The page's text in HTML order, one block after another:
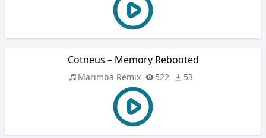
Cotneus – Memory Rebooted
Marimba Remix 522 53